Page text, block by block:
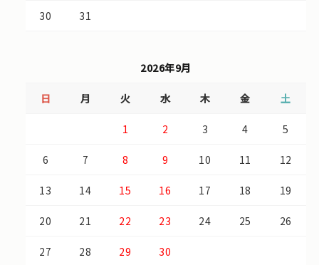
30 31
2026年9月
日 月 火 水 木 金 土
1 2 3 4 5
6 7 8 9 10 11 12
13 14 15 16 17 18 19
20 21 22 23 24 25 26
27 28 29 30